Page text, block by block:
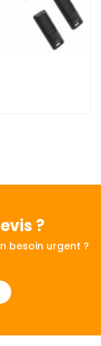
?
besoin urgent ?